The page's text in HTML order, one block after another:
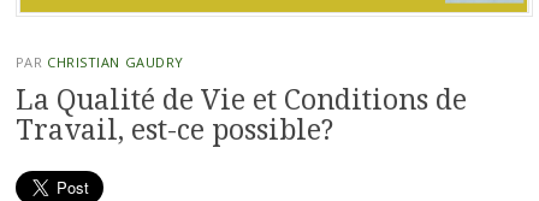
PAR CHRISTIAN GAUDRY
La Qualité de Vie et Conditions de
Travail, est-ce possible?